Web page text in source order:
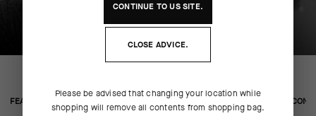
FEATURED FABRICS
CONTINUE TOUSSITE.
CLOSE ADVICE.
Please be advised that changing your location while
shopping will remove all contents from shopping bag.